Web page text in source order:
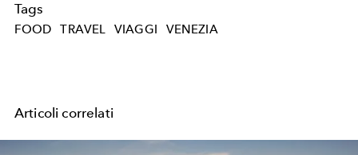
Tags
FOOD TRAVEL VIAGGI VENEZIA
Articoli correlati